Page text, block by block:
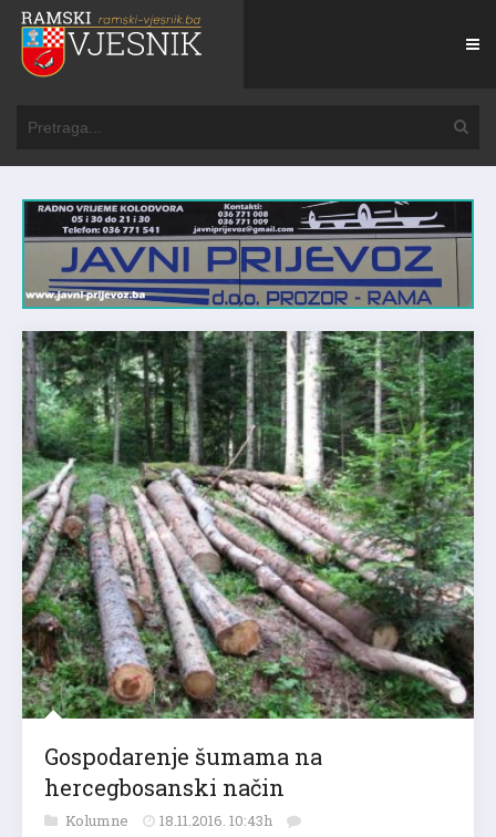
Gospodarenje šumama na
hercegbosanski način
Kolumne 18.11.2016. 10:43h